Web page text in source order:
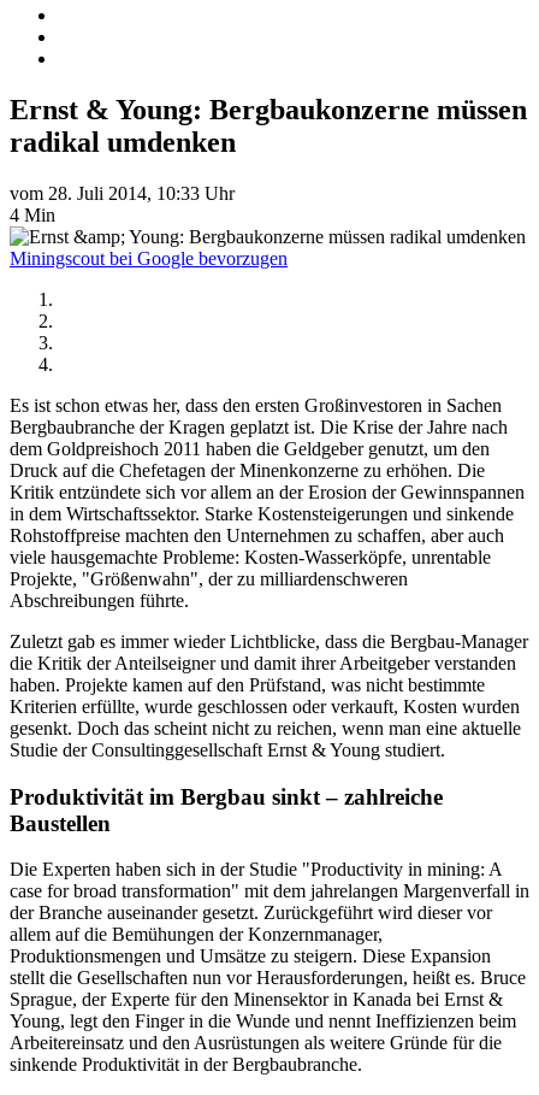
Ernst & Young: Bergbaukonzerne müssen
radikal umdenken
vom 28. Juli 2014, 10:33 Uhr
4 Min
Miningscout bei Google bevorzugen
Es ist schon etwas her, dass den ersten Großinvestoren in Sachen
Bergbaubranche der Kragen geplatzt ist. Die Krise der Jahre nach
dem Goldpreishoch 2011 haben die Geldgeber genutzt, um den
Druck auf die Chefetagen der Minenkonzerne zu erhöhen. Die
Kritik entzündete sich vor allem an der Erosion der Gewinnspannen
in dem Wirtschaftssektor. Starke Kostensteigerungen und sinkende
Rohstoffpreise machten den Unternehmen zu schaffen, aber auch
viele hausgemachte Probleme: Kosten-Wasserköpfe, unrentable
Projekte, "Größenwahn", der zu milliardenschweren
Abschreibungen führte.
Zuletzt gab es immer wieder Lichtblicke, dass die Bergbau-Manager
die Kritik der Anteilseigner und damit ihrer Arbeitgeber verstanden
haben. Projekte kamen auf den Prüfstand, was nicht bestimmte
Kriterien erfüllte, wurde geschlossen oder verkauft, Kosten wurden
gesenkt. Doch das scheint nicht zu reichen, wenn man eine aktuelle
Studie der Consultinggesellschaft Ernst & Young studiert.
Produktivität im Bergbau sinkt – zahlreiche
Baustellen
Die Experten haben sich in der Studie "Productivity in mining: A
case for broad transformation" mit dem jahrelangen Margenverfall in
der Branche auseinander gesetzt. Zurückgeführt wird dieser vor
allem auf die Bemühungen der Konzernmanager,
Produktionsmengen und Umsätze zu steigern. Diese Expansion
stellt die Gesellschaften nun vor Herausforderungen, heißt es. Bruce
Sprague, der Experte für den Minensektor in Kanada bei Ernst &
Young, legt den Finger in die Wunde und nennt Ineffizienzen beim
Arbeitereinsatz und den Ausrüstungen als weitere Gründe für die
sinkende Produktivität in der Bergbaubranche.